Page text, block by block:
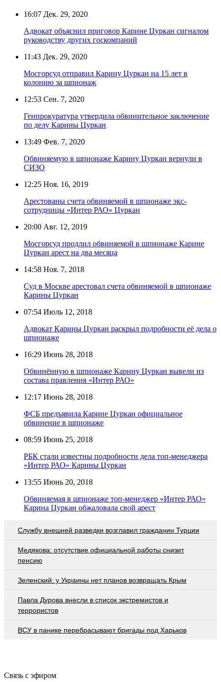
16:07 Дек. 29, 2020
Адвокат объяснил приговор Карине Цуркан сигналом
руководству других госкомпаний
11:43 Дек. 29, 2020
Мосгорсуд отправил Карину Цуркан на 15 лет в
колонию за шпионаж
12:53 Сен. 7, 2020
Генпрокуратура утвердила обвинительное заключение
по делу Карины Цуркан
13:49 Фев. 7, 2020
Обвиняемую в шпионаже Карину Цуркан вернули в
СИЗО
12:25 Ноя. 16, 2019
Арестованы счета обвиняемой в шпионаже экс-
сотрудницы «Интер РАО» Цуркан
20:00 Авг. 12, 2019
Мосгорсуд продлил обвиняемой в шпионаже Карине
Цуркан арест на два месяца
14:58 Ноя. 7, 2018
Суд в Москве арестовал счета обвиняемой в шпионаже
Карины Цуркан
07:54 Июль 12, 2018
Адвокат Карины Цуркан раскрыл подробности её дела о
шпионаже
16:29 Июнь 28, 2018
Обвинённую в шпионаже Карину Цуркан вывели из
состава правления «Интер РАО»
12:17 Июнь 28, 2018
ФСБ предъявила Карине Цуркан официальное
обвинение в шпионаже
08:59 Июнь 25, 2018
РБК стали известны подробности дела топ-менеджера
«Интер РАО» Карины Цуркан
13:55 Июнь 20, 2018
Обвиняемая в шпионаже топ-менеджер «Интер РАО»
Карина Цуркан обжаловала свой арест
Службу внешней разведки возглавил гражданин Турции
Медякова: отсутствие официальной работы снизит
пенсию
Зеленский: у Украины нет планов возвращать Крым
Павла Дурова внесли в список экстремистов и
террористов
ВСУ в панике перебрасывают бригады под Харьков
Связь с эфиром